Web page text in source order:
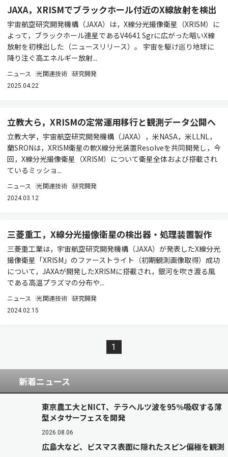
JAXA，XRISMでブラックホール付近のX線放射を検出
宇宙航空研究開発機構（JAXA）は，X線分光撮像衛星（XRISM）に
よって，ブラックホール連星であるV4641 Sgrに広がった暗いX線
放射を初検出した（ニュースリリース）。 宇宙を駆け巡り地球に
降り注ぐ高エネルギー放射...
ニュース 光関連技術 研究開発
2025.04.22
立教大ら，XRISMの定常運用移行と観測データ公開へ
立教大学，宇宙航空研究開発機構（JAXA），米NASA，米LLNL，
蘭SRONは，XRISM衛星の軟X線分光装置Resolveを共同開発し，今
回，X線分光撮像衛星（XRISM）について衛星全体および搭載され
ているミッショ...
ニュース 光関連技術 研究開発
2024.03.12
三菱重工，X線分光撮像衛星の検出器・処理装置製作
三菱重工業は，宇宙航空研究開発機構（JAXA）が発表したX線分光
撮像衛星「XRISM」のファーストライト（初期観測画像取得）成功
について，JAXAが開発したXRISMに搭載され，銀河を吹き渡る風
である高温プラズマの分布や...
ニュース 光関連技術 研究開発
2024.02.15
1
新着ニュース
東京農工大とNICT、テラヘルツ波を95％吸収する薄
型メタサーフェスを開発
2026.08.06
広島大など、ビスマス表面に隠れたスピン偏極を観測